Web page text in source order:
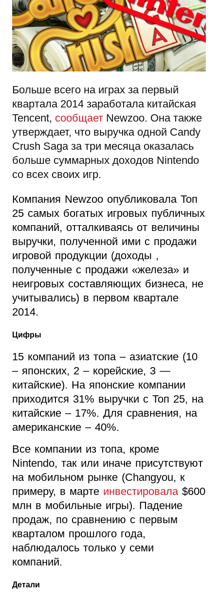
Больше всего на играх за первый
квартала 2014 заработала китайская
Tencent, сообщает Newzoo. Она также
утверждает, что выручка одной Candy
Crush Saga за три месяца оказалась
больше суммарных доходов Nintendo
со всех своих игр.
Компания Newzoo опубликовала Топ
25 самых богатых игровых публичных
компаний, отталкиваясь от величины
выручки, полученной ими с продажи
игровой продукции (доходы ,
полученные с продажи «железа» и
неигровых составляющих бизнеса, не
учитывались) в первом квартале
2014.
Цифры
15 компаний из топа – азиатские (10
– японских, 2 – корейские, 3 —
китайские). На японские компании
приходится 31% выручки с Топ 25, на
китайские – 17%. Для сравнения, на
американские – 40%.
Все компании из топа, кроме
Nintendo, так или иначе присутствуют
на мобильном рынке (Changyou, к
примеру, в марте инвестировала$600
млн в мобильные игры). Падение
продаж, по сравнению с первым
кварталом прошлого года,
наблюдалось только у семи
компаний.
Детали